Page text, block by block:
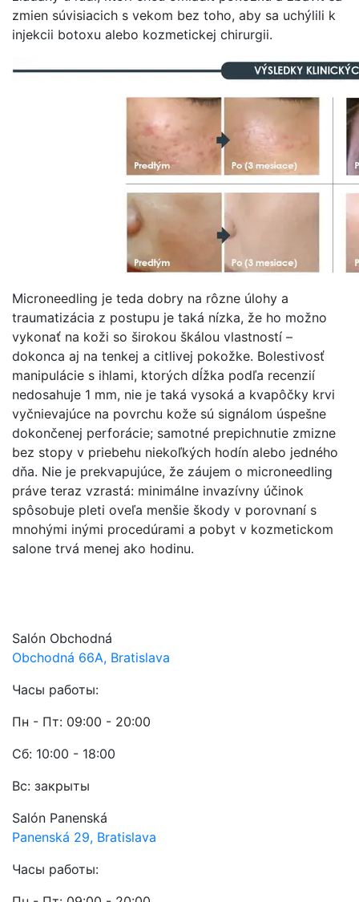
zmien súvisiacich s vekom bez toho, aby sa uchýlili k
injekcii botoxu alebo kozmetickej chirurgii.
Microneedling je teda dobry na rôzne úlohy a
traumatizácia z postupu je taká nízka, že ho možno
vykonať na koži so širokou škálou vlastností –
dokonca aj na tenkej a citlivej pokožke. Bolestivosť
manipulácie s ihlami, ktorých dĺžka podľa recenzií
nedosahuje 1 mm, nie je taká vysoká a kvapôčky krvi
vyčnievajúce na povrchu kože sú signálom úspešne
dokončenej perforácie; samotné prepichnutie zmizne
bez stopy v priebehu niekoľkých hodín alebo jedného
dňa. Nie je prekvapujúce, že záujem o microneedling
práve teraz vzrastá: minimálne invazívny účinok
spôsobuje pleti oveľa menšie škody v porovnaní s
mnohými inými procedúrami a pobyt v kozmetickom
salone trvá menej ako hodinu.
Salón Obchodná
Obchodná 66A, Bratislava
Часы работы:
Пн - Пт: 09:00 - 20:00
Сб: 10:00 - 18:00
Вс: закрыты
Salón Panenská
Panenská 29, Bratislava
Часы работы: